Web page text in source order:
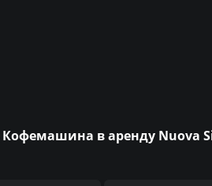
Кофемашина в аренду Nuova